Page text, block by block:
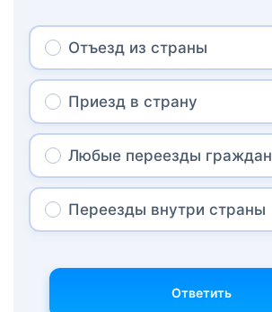
Отъезд из страны
Приезд в страну
Любые переезды граждан
Переезды внутри страны
Ответить